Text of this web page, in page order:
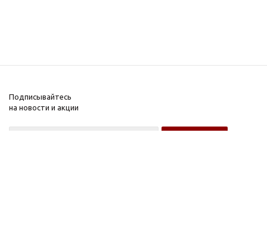
Подписывайтесь
на новости и акции